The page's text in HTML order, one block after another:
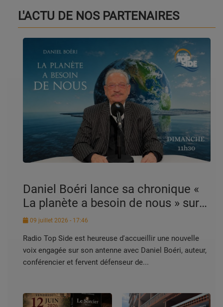
L'ACTU DE NOS PARTENAIRES
Daniel Boéri lance sa chronique «
La planète a besoin de nous » sur
Radio Top Side
09 juillet 2026 - 17:46
Radio Top Side est heureuse d'accueillir une nouvelle
voix engagée sur son antenne avec Daniel Boéri, auteur,
conférencier et fervent défenseur de...